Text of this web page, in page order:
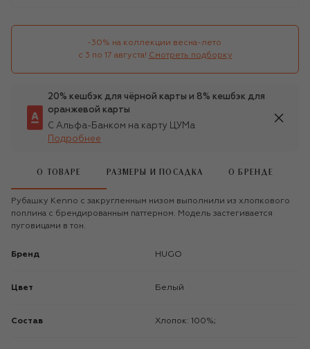
-30% на коллекции весна-лето
с 3 по 17 августа! Смотреть подборку
20% кешбэк для чёрной карты и 8% кешбэк для
оранжевой карты
С Альфа-Банком на карту ЦУМа
Подробнее
О ТОВАРЕ РАЗМЕРЫ И ПОСАДКА О БРЕНДЕ
Рубашку Kenno с закругленным низом выполнили из хлопкового
поплина с брендированным паттерном. Модель застегивается
пуговицами в тон.
Бренд HUGO
Цвет Белый
Состав Хлопок: 100%;